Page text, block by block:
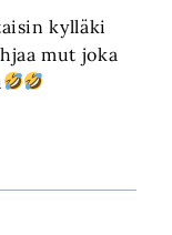
kylläki
mut joka